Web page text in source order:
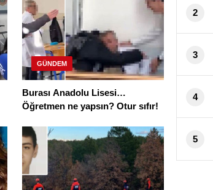
GÜNDEM
Burası Anadolu Lisesi…
Öğretmen ne yapsın? Otur sıfır!
2
3
4
5